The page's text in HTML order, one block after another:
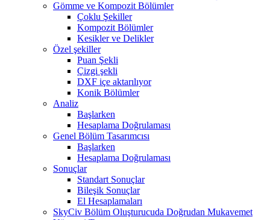
Gömme ve Kompozit Bölümler
Çoklu Şekiller
Kompozit Bölümler
Kesikler ve Delikler
Özel şekiller
Puan Şekli
Çizgi şekli
DXF içe aktarılıyor
Konik Bölümler
Analiz
Başlarken
Hesaplama Doğrulaması
Genel Bölüm Tasarımcısı
Başlarken
Hesaplama Doğrulaması
Sonuçlar
Standart Sonuçlar
Bileşik Sonuçlar
El Hesaplamaları
SkyCiv Bölüm Oluşturucuda Doğrudan Mukavemet